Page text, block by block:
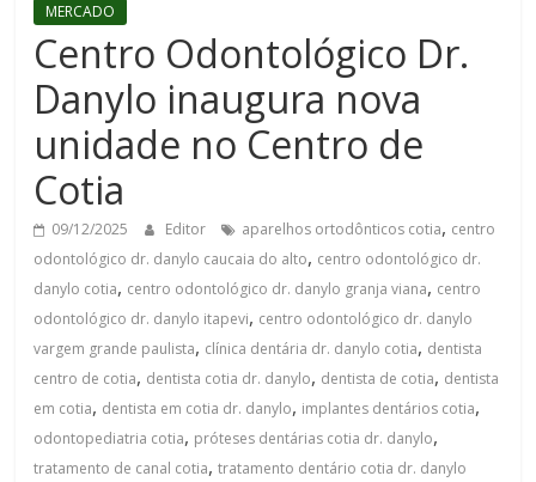
MERCADO
Centro Odontológico Dr.
Danylo inaugura nova
unidade no Centro de
Cotia
09/12/2025 Editor aparelhos ortodônticos cotia, centro
odontológico dr. danylo caucaia do alto, centro odontológico dr.
danylo cotia, centro odontológico dr. danylo granja viana, centro
odontológico dr. danylo itapevi, centro odontológico dr. danylo
vargem grande paulista, clínica dentária dr. danylo cotia, dentista
centro de cotia, dentista cotia dr. danylo, dentista de cotia, dentista
em cotia, dentista em cotia dr. danylo, implantes dentários cotia,
odontopediatria cotia, próteses dentárias cotia dr. danylo,
tratamento de canal cotia,tratamento dentário cotia dr. danylo